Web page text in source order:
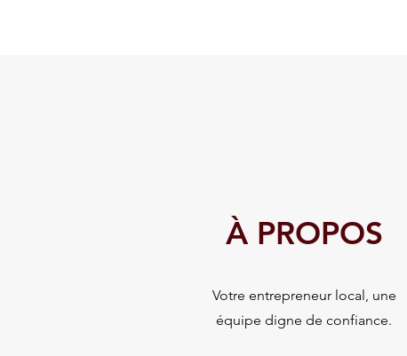
​À PROPOS
Votre entrepreneur local, une
équipe digne de confiance.